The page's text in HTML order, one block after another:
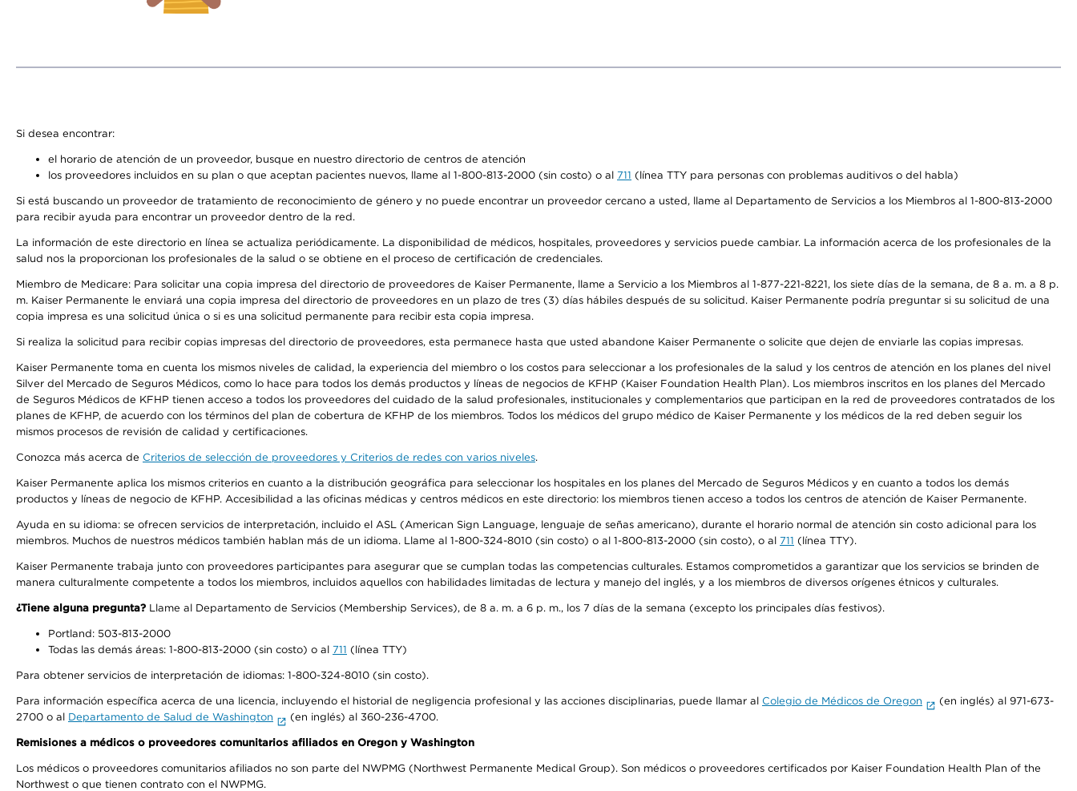
Si desea encontrar:
el horario de atención de un proveedor, busque en nuestro directorio de centros de atención
los proveedores incluidos en su plan o que aceptan pacientes nuevos, llame al 1-800-813-2000 (sin costo) o al 711 (línea TTY para personas con problemas auditivos o del habla)
Si está buscando un proveedor de tratamiento de reconocimiento de género y no puede encontrar un proveedor cercano a usted, llame al Departamento de Servicios a los Miembros al 1-800-813-2000
para recibir ayuda para encontrar un proveedor dentro de la red.
La información de este directorio en línea se actualiza periódicamente. La disponibilidad de médicos, hospitales, proveedores y servicios puede cambiar. La información acerca de los profesionales de la
salud nos la proporcionan los profesionales de la salud o se obtiene en el proceso de certificación de credenciales.
Miembro de Medicare: Para solicitar una copia impresa del directorio de proveedores de Kaiser Permanente, llame a Servicio a los Miembros al 1-877-221-8221, los siete días de la semana, de 8 a. m. a 8 p.
m. Kaiser Permanente le enviará una copia impresa del directorio de proveedores en un plazo de tres (3) días hábiles después de su solicitud. Kaiser Permanente podría preguntar si su solicitud de una
copia impresa es una solicitud única o si es una solicitud permanente para recibir esta copia impresa.
Si realiza la solicitud para recibir copias impresas del directorio de proveedores, esta permanece hasta que usted abandone Kaiser Permanente o solicite que dejen de enviarle las copias impresas.
Kaiser Permanente toma en cuenta los mismos niveles de calidad, la experiencia del miembro o los costos para seleccionar a los profesionales de la salud y los centros de atención en los planes del nivel
Silver del Mercado de Seguros Médicos, como lo hace para todos los demás productos y líneas de negocios de KFHP (Kaiser Foundation Health Plan). Los miembros inscritos en los planes del Mercado
de Seguros Médicos de KFHP tienen acceso a todos los proveedores del cuidado de la salud profesionales, institucionales y complementarios que participan en la red de proveedores contratados de los
planes de KFHP, de acuerdo con los términos del plan de cobertura de KFHP de los miembros. Todos los médicos del grupo médico de Kaiser Permanente y los médicos de la red deben seguir los
mismos procesos de revisión de calidad y certificaciones.
Conozca más acerca de Criterios de selección de proveedores y Criterios de redes con varios niveles.
Kaiser Permanente aplica los mismos criterios en cuanto a la distribución geográfica para seleccionar los hospitales en los planes del Mercado de Seguros Médicos y en cuanto a todos los demás
productos y líneas de negocio de KFHP. Accesibilidad a las oficinas médicas y centros médicos en este directorio: los miembros tienen acceso a todos los centros de atención de Kaiser Permanente.
Ayuda en su idioma: se ofrecen servicios de interpretación, incluido el ASL (American Sign Language, lenguaje de señas americano), durante el horario normal de atención sin costo adicional para los
miembros. Muchos de nuestros médicos también hablan más de un idioma. Llame al 1-800-324-8010 (sin costo) o al 1-800-813-2000 (sin costo), o al 711 (línea TTY).
Kaiser Permanente trabaja junto con proveedores participantes para asegurar que se cumplan todas las competencias culturales. Estamos comprometidos a garantizar que los servicios se brinden de
manera culturalmente competente a todos los miembros, incluidos aquellos con habilidades limitadas de lectura y manejo del inglés, y a los miembros de diversos orígenes étnicos y culturales.
¿Tiene alguna pregunta? Llame al Departamento de Servicios (Membership Services), de 8 a. m. a 6 p. m., los 7 días de la semana (excepto los principales días festivos).
Portland: 503-813-2000
Todas las demás áreas: 1-800-813-2000 (sin costo) o al 711 (línea TTY)
Para obtener servicios de interpretación de idiomas: 1-800-324-8010 (sin costo).
Para información específica acerca de una licencia, incluyendo el historial de negligencia profesional y las acciones disciplinarias, puede llamar al Colegio de Médicos de Oregon
(en inglés) al 971-673-
2700 o al Departamento de Salud de Washington (en inglés) al 360-236-4700.
Remisiones a médicos o proveedores comunitarios afiliados en Oregon y Washington
Los médicos o proveedores comunitarios afiliados no son parte del NWPMG (Northwest Permanente Medical Group). Son médicos o proveedores certificados por Kaiser Foundation Health Plan of the
Northwest o que tienen contrato con el NWPMG.